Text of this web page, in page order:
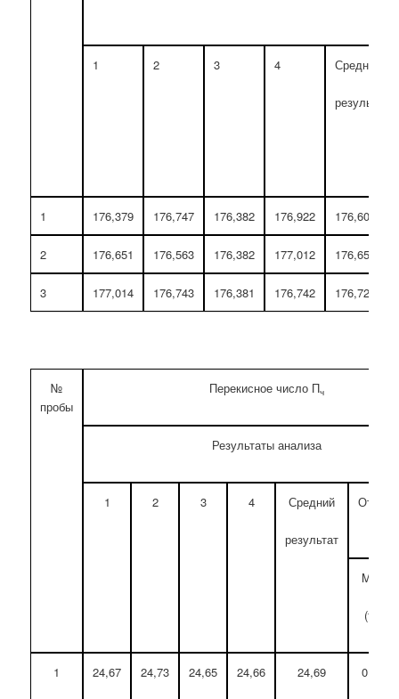
1 2 3 4 Средний
результат
1 176,379 176,747 176,382 176,922 176,607
2 176,651 176,563 176,382 177,012 176,652
3 177,014 176,743 176,381 176,742 176,720
№
пробы
Перекисное число Пч
Результаты анализа
1 2 3 4 Средний
результат
Max
(%)
1 24,67 24,73 24,65 24,66 24,69 0,16